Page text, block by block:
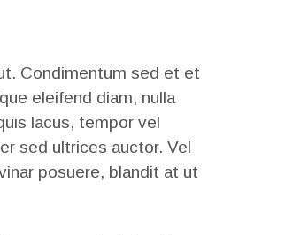
Condimentum sed et et
eleifend diam, nulla
lacus, tempor vel
sed ultrices auctor. Vel
posuere, blandit at ut